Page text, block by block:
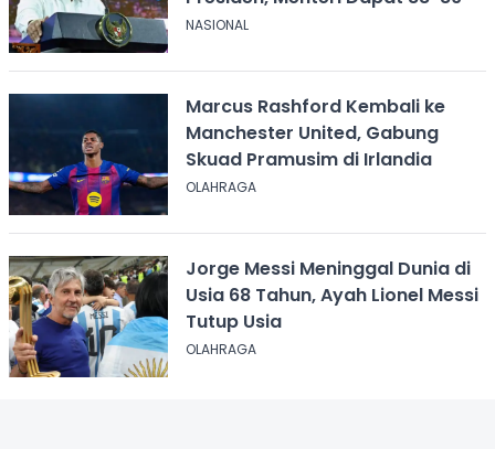
NASIONAL
Marcus Rashford Kembali ke
Manchester United, Gabung
Skuad Pramusim di Irlandia
OLAHRAGA
Jorge Messi Meninggal Dunia di
Usia 68 Tahun, Ayah Lionel Messi
Tutup Usia
OLAHRAGA